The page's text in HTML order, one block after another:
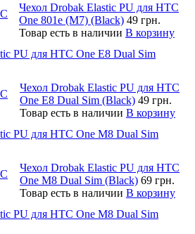
Чехол Drobak Elastic PU для HTC
One 801e (M7) (Black) 49 грн.
Товар есть в наличии В корзину
PU для HTC One E8 Dual Sim
Чехол Drobak Elastic PU для HTC
One E8 Dual Sim (Black) 49 грн.
Товар есть в наличии В корзину
PU для HTC One M8 Dual Sim
Чехол Drobak Elastic PU для HTC
One M8 Dual Sim (Black) 69 грн.
Товар есть в наличии В корзину
PU для HTC One M8 Dual Sim